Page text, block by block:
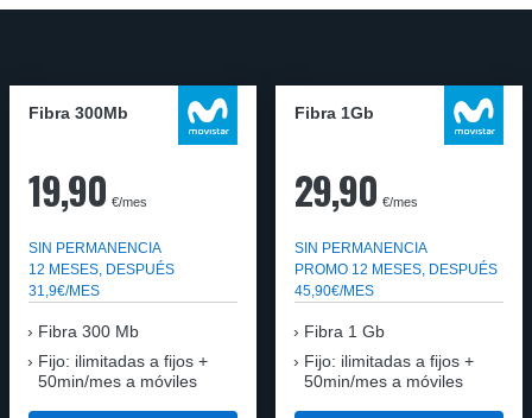
Fibra 300Mb
19,90 €/mes
SIN PERMANENCIA
12 MESES, DESPUÉS
31,9€/MES
Fibra 300 Mb
Fijo: ilimitadas a fijos +
50min/mes a móviles
Fibra 1Gb
29,90 €/mes
SIN PERMANENCIA
PROMO 12 MESES, DESPUÉS
45,90€/MES
Fibra 1 Gb
Fijo: ilimitadas a fijos +
50min/mes a móviles